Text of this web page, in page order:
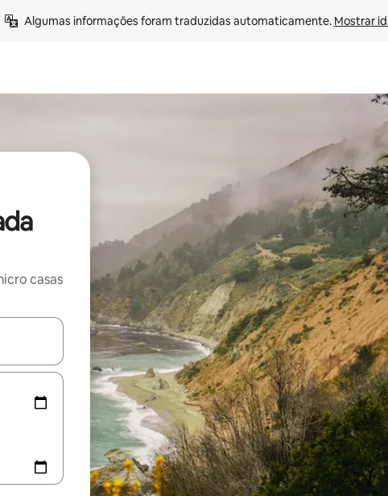
Algumas informações foram traduzidas automaticamente. Mostrar
casas
explore-os usando as seta para cima e para baixo do teclado ou